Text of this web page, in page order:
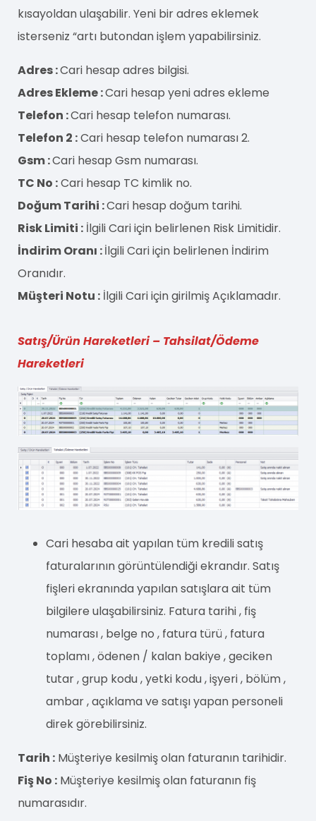
kısayoldan ulaşabilir. Yeni bir adres eklemek
isterseniz “artı butondan işlem yapabilirsiniz.
Adres :Cari hesap adres bilgisi.
Adres Ekleme :Cari hesap yeni adres ekleme
Telefon :Cari hesap telefon numarası.
Telefon 2 :Cari hesap telefon numarası 2.
Gsm :Cari hesap Gsm numarası.
TC No :Cari hesap TC kimlik no.
Doğum Tarihi :Cari hesap doğum tarihi.
Risk Limiti : İlgili Cari için belirlenen Risk Limitidir.
İndirim Oranı :İlgili Cari için belirlenen İndirim
Oranıdır.
Müşteri Notu : İlgili Cari için girilmiş Açıklamadır.
Satış/Ürün Hareketleri – Tahsilat/Ödeme
Hareketleri
Cari hesaba ait yapılan tüm kredili satış
faturalarının görüntülendiği ekrandır. Satış
fişleri ekranında yapılan satışlara ait tüm
bilgilere ulaşabilirsiniz. Fatura tarihi , fiş
numarası , belge no , fatura türü , fatura
toplamı , ödenen / kalan bakiye , geciken
tutar , grup kodu , yetki kodu , işyeri , bölüm ,
ambar , açıklama ve satışı yapan personeli
direk görebilirsiniz.
Tarih : Müşteriye kesilmiş olan faturanın tarihidir.
Fiş No : Müşteriye kesilmiş olan faturanın fiş
numarasıdır.